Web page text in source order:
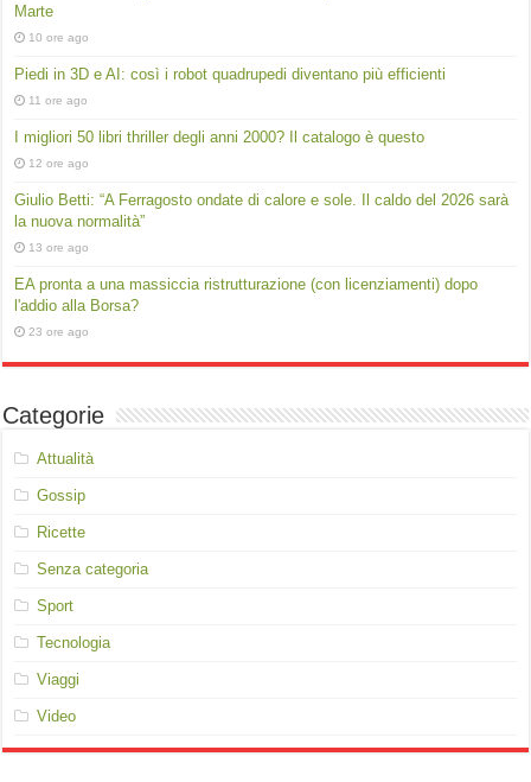
Marte
10 ore ago
Piedi in 3D e AI: così i robot quadrupedi diventano più efficienti
11 ore ago
I migliori 50 libri thriller degli anni 2000? Il catalogo è questo
12 ore ago
Giulio Betti: “A Ferragosto ondate di calore e sole. Il caldo del 2026 sarà
la nuova normalità”
13 ore ago
EA pronta a una massiccia ristrutturazione (con licenziamenti) dopo
l'addio alla Borsa?
23 ore ago
Categorie
Attualità
Gossip
Ricette
Senza categoria
Sport
Tecnologia
Viaggi
Video